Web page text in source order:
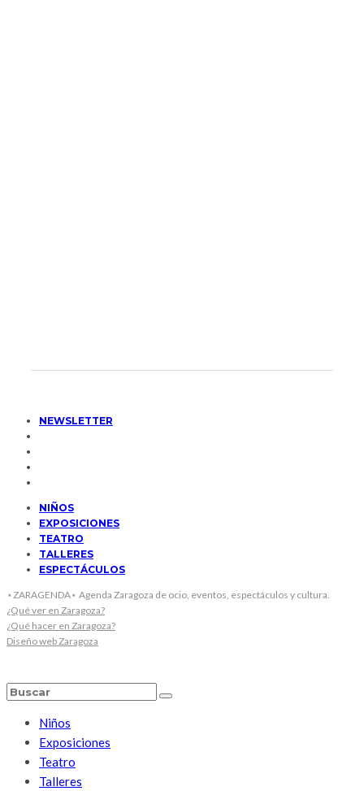
NEWSLETTER
NIÑOS
EXPOSICIONES
TEATRO
TALLERES
ESPECTÁCULOS
⋆ZARAGENDA⋆ Agenda Zaragoza de ocio, eventos, espectáculos y cultura.
¿Qué ver en Zaragoza?
¿Qué hacer en Zaragoza?
Diseño web Zaragoza
Niños
Exposiciones
Teatro
Talleres